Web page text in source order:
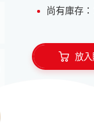
尚有庫存：
放入